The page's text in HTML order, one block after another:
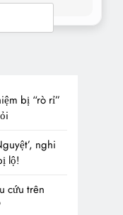
bị “rò rỉ”
nghi
lộ!
cứu trên